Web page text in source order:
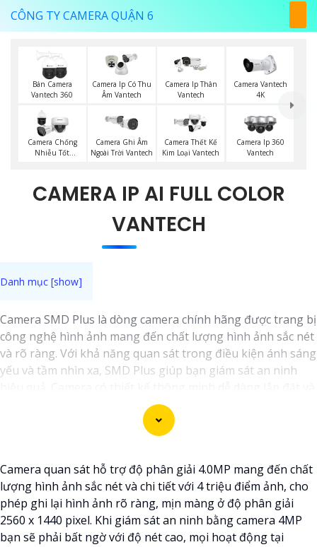
CÔNG TY CAMERA QUẬN 6
Bán Camera
Vantech 360
Camera Ip Có Thu
Âm Vantech
Camera Ip Thân
Vantech
Camera Vantech
4K
Camera Chống
Nhiễu Tốt
Camera Ghi Âm
Ngoài Trời Vantech
Camera Thết Kế
Kim Loại Vantech
Camera Ip 360
Vantech
CAMERA IP AI FULL COLOR
VANTECH
Camera SMD Plus là dòng camera chính hãng được trang bị
công nghệ hình ảnh mang đến chất lượng hình ảnh sắc nét
và rõ ràng. Với khả năng quan sát trong điều kiện ánh sáng
yếu và tầm nhìn xa, SMD Plus giúp bạn giám sát an ninh
sử dụng. Camera SMD Plus là lựa chọn lý tưởng cho các hệ
thống an ninh gia đình và doanh nghiệp.
Camera quan sát hỗ trợ độ phân giải 4.0MP mang đến chất
lượng hình ảnh sắc nét và chi tiết với 4 triệu điểm ảnh, cho
phép ghi lại hình ảnh rõ ràng, mịn màng ở độ phân giải
2560 x 1440 pixel. Khi giám sát an ninh bằng camera 4MP
bạn sẽ phải bất ngờ với độ nét cao, mọi hoạt động tại